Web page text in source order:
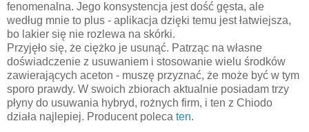
fenomenalna. Jego konsystencja jest dość gęsta, ale
według mnie to plus - aplikacja dzięki temu jest łatwiejsza,
bo lakier się nie rozlewa na skórki.
Przyjęło się, że ciężko je usunąć. Patrząc na własne
doświadczenie z usuwaniem i stosowanie wielu środków
zawierających aceton - muszę przyznać, że może być w tym
sporo prawdy. W swoich zbiorach aktualnie posiadam trzy
płyny do usuwania hybryd, rożnych firm, i ten z Chiodo
działa najlepiej. Producent poleca ten.